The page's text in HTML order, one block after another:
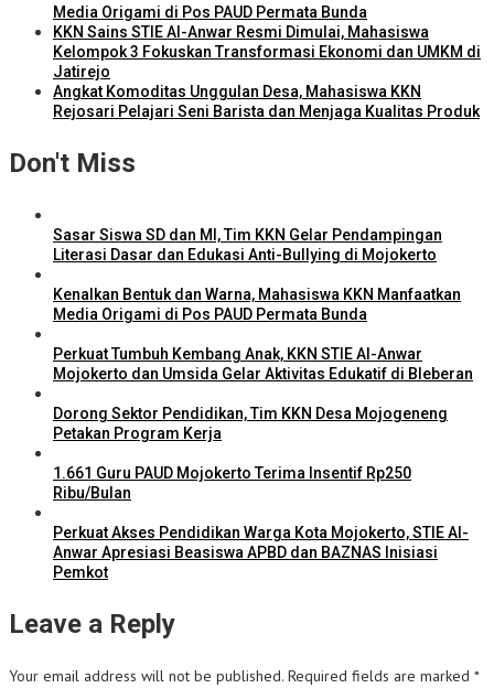
Media Origami di Pos PAUD Permata Bunda
KKN Sains STIE Al-Anwar Resmi Dimulai, Mahasiswa
Kelompok 3 Fokuskan Transformasi Ekonomi dan UMKM di
Jatirejo
Angkat Komoditas Unggulan Desa, Mahasiswa KKN
Rejosari Pelajari Seni Barista dan Menjaga Kualitas Produk
Don't Miss
Sasar Siswa SD dan MI, Tim KKN Gelar Pendampingan
Literasi Dasar dan Edukasi Anti-Bullying di Mojokerto
Kenalkan Bentuk dan Warna, Mahasiswa KKN Manfaatkan
Media Origami di Pos PAUD Permata Bunda
Perkuat Tumbuh Kembang Anak, KKN STIE Al-Anwar
Mojokerto dan Umsida Gelar Aktivitas Edukatif di Bleberan
Dorong Sektor Pendidikan, Tim KKN Desa Mojogeneng
Petakan Program Kerja
1.661 Guru PAUD Mojokerto Terima Insentif Rp250
Ribu/Bulan
Perkuat Akses Pendidikan Warga Kota Mojokerto, STIE Al-
Anwar Apresiasi Beasiswa APBD dan BAZNAS Inisiasi
Pemkot
Leave a Reply
Your email address will not be published. Required fields are marked *